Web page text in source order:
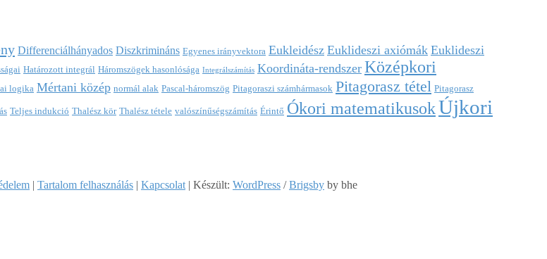
Differenciálhányados Diszkrimináns Egyenes irányvektora Eukleidész Euklideszi axiómák Euklideszi
Határozott integrál Háromszögek hasonlósága Integrálszámítás Koordináta-rendszer Középkori
logika Mértani közép normál alak Pascal-háromszög Pitagoraszi számhármasok Pitagorasz tétel Pitagorasz
Teljes indukció Thalész kör Thalész tétele valószínűségszámítás Érintő Ókori matematikusokÚjkori
| Tartalom felhasználás | Kapcsolat | Készült: WordPress /Brigsby by bhe